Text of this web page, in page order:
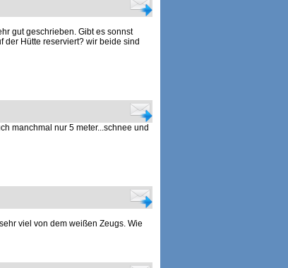
gut geschrieben. Gibt es sonnst
der Hütte reserviert? wir beide sind
manchmal nur 5 meter...schnee und
viel von dem weißen Zeugs. Wie